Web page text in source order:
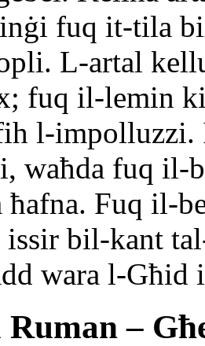
fuq it-tila
L-artal
fuq il-lemin
l-impolluzzi.
waħda fuq il-
ħafna. Fuq il-
issir bil-kant
wara l-Għid
–